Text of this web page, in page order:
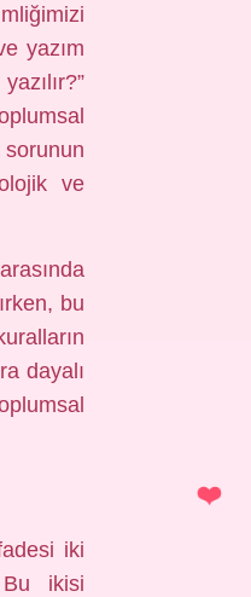
yazım
ve
bu
dayalı
iki
Bu ikisi